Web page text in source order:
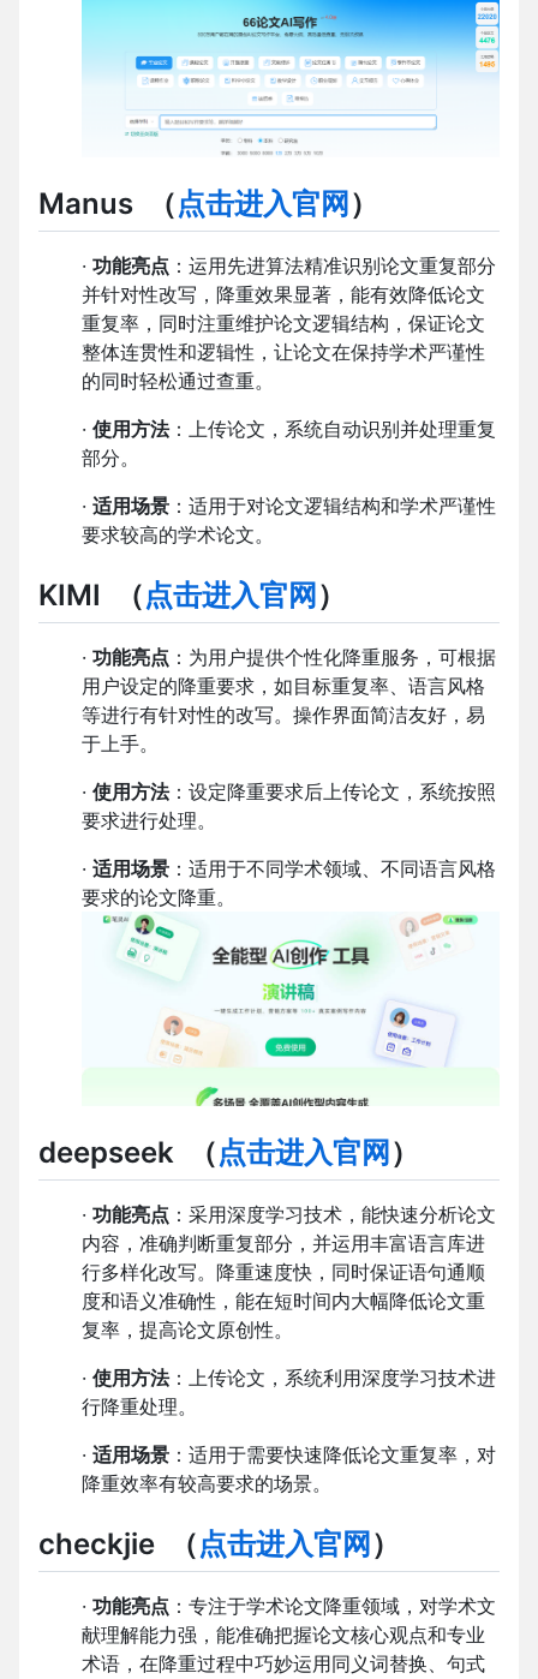
Manus （点击进入官网 ）
· 功能亮点 ：运用先进算法精准识别论文重复部分
并针对性改写，降重效果显著，能有效降低论文
重复率，同时注重维护论文逻辑结构，保证论文
整体连贯性和逻辑性，让论文在保持学术严谨性
的同时轻松通过查重。
· 使用方法：上传论文，系统自动识别并处理重复
部分。
· 适用场景 ：适用于对论文逻辑结构和学术严谨性
要求较高的学术论文。
KIMI （点击进入官网 ）
· 功能亮点 ：为用户提供个性化降重服务，可根据
用户设定的降重要求，如目标重复率、语言风格
等进行有针对性的改写。操作界面简洁友好，易
于上手。
· 使用方法：设定降重要求后上传论文，系统按照
要求进行处理。
· 适用场景 ：适用于不同学术领域、不同语言风格
要求的论文降重。
deepseek （点击进入官网 ）
· 功能亮点 ：采用深度学习技术，能快速分析论文
内容，准确判断重复部分，并运用丰富语言库进
行多样化改写。降重速度快，同时保证语句通顺
度和语义准确性，能在短时间内大幅降低论文重
复率，提高论文原创性。
· 使用方法：上传论文，系统利用深度学习技术进
行降重处理。
· 适用场景 ：适用于需要快速降低论文重复率，对
降重效率有较高要求的场景。
checkjie （点击进入官网 ）
· 功能亮点 ：专注于学术论文降重领域，对学术文
献理解能力强，能准确把握论文核心观点和专业
术语，在降重过程中巧妙运用同义词替换、句式